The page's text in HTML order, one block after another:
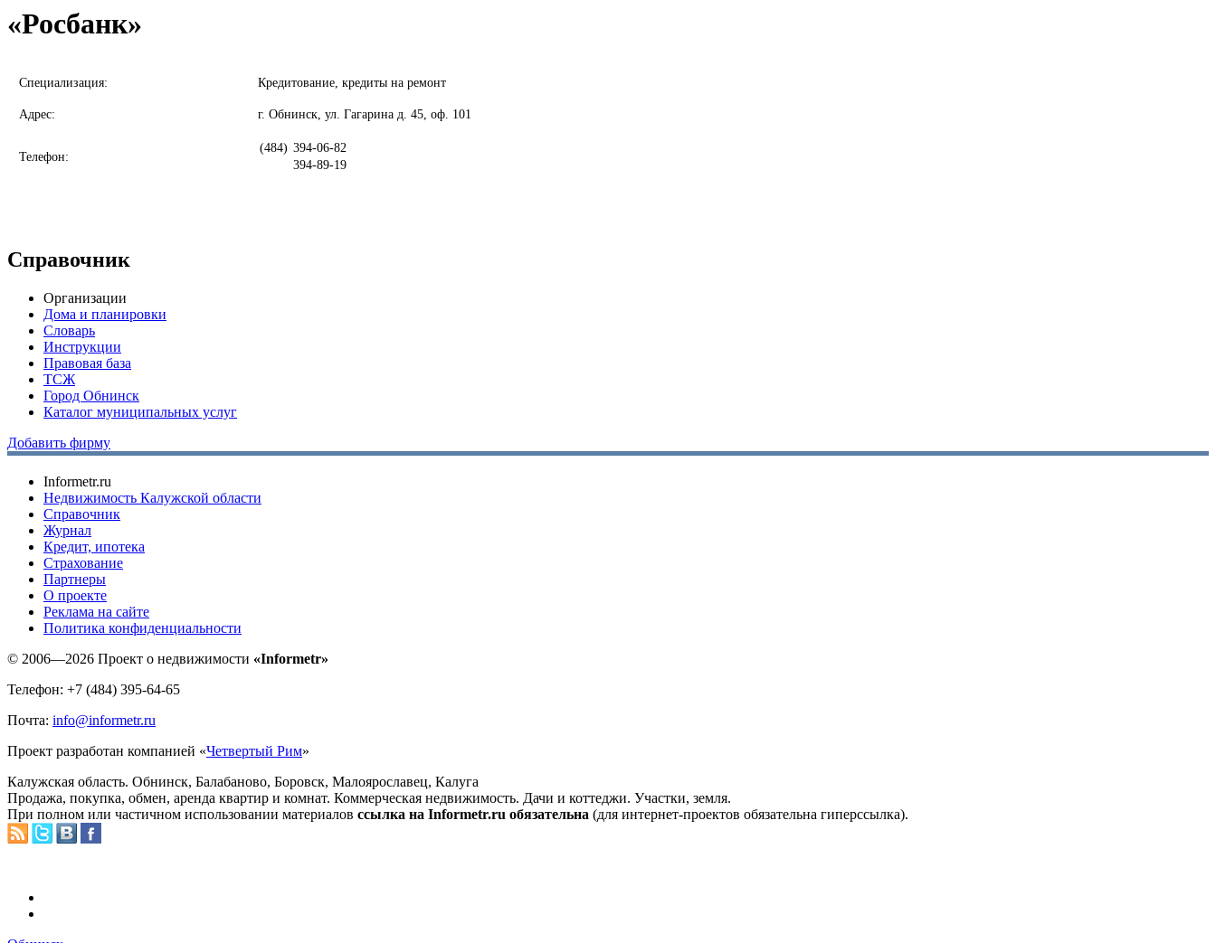
«Росбанк»
Специализация: Кредитование, кредиты на ремонт
Адрес: г. Обнинск, ул. Гагарина д. 45, оф. 101
Телефон:
(484) 394-06-82
394-89-19
Справочник
Организации
Дома и планировки
Словарь
Инструкции
Правовая база
ТСЖ
Город Обнинск
Каталог муниципальных услуг
Добавить фирму
Informetr.ru
Недвижимость Калужской области
Справочник
Журнал
Кредит, ипотека
Страхование
Партнеры
O проекте
Реклама на сайте
Политика конфиденциальности
© 2006—2026 Проект о недвижимости «Informetr»
Телефон: +7 (484) 395-64-65
Почта: info@informetr.ru
Проект разработан компанией «Четвертый Рим»
Калужская область. Обнинск, Балабаново, Боровск, Малоярославец, Калуга
Продажа, покупка, обмен, аренда квартир и комнат. Коммерческая недвижимость. Дачи и коттеджи. Участки, земля.
При полном или частичном использовании материалов ссылка на Informetr.ru обязательна (для интернет-проектов обязательна гиперссылка).